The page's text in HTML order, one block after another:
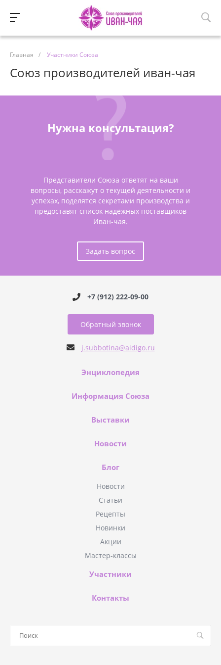
Главная / Участники Союза
Союз производителей иван-чая
Нужна консультация?
Представители Союза ответят на ваши
вопросы, расскажут о текущей деятельности и
успехах, поделятся секретами производства и
предоставят список надёжных поставщиков
Иван-чая.
Задать вопрос
+7 (912) 222-09-00
Обратный звонок
j.subbotina@aidigo.ru
Энциклопедия
Информация Союза
Выставки
Новости
Блог
Новости
Статьи
Рецепты
Новинки
Акции
Мастер-классы
Участники
Контакты